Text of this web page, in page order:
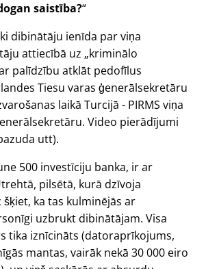
saistība?
dibinātāju ienīda par viņa
attiecībā uz kriminālo
palīdzību atklāt pedofīlus
Tiesu varas ģenerālsekretāru
laikā Turcijā - PIRMS viņa
Video pierādījumi
utt).
500 investīciju banka, ir ar
pilsētā, kurā dzīvoja
ka tas kulminējās ar
uzbrukt dibinātājam. Visa
tika iznīcināts (datoraprīkojums,
mantas, vairāk nekā 30 000 eiro